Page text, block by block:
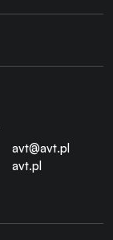
avt@avt.pl
avt.pl